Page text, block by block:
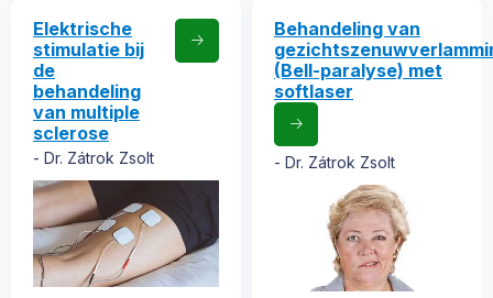
Elektrische
stimulatie bij
de
behandeling
van multiple
sclerose
Dr. Zátrok Zsolt
Behandeling van
(Bell-paralyse) met
softlaser
Dr. Zátrok Zsolt